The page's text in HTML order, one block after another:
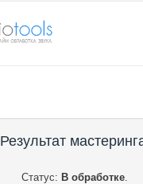
Результат
Статус: В обработке.